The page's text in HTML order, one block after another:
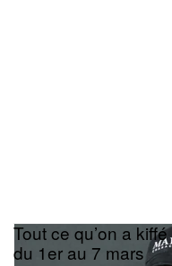
Tout ce qu’on a
du 1er au 7 mars